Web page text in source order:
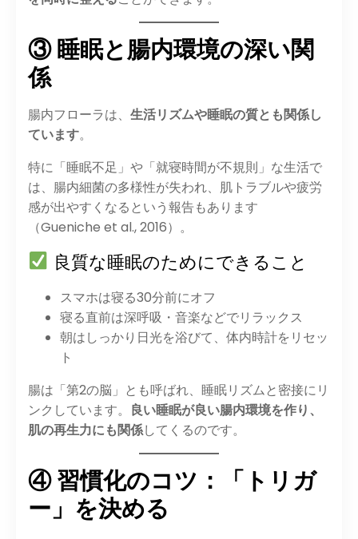
③ 睡眠と腸内環境の深い関
係
腸内フローラは、 生活リズムや睡眠の質とも関係し
ています。
特に「睡眠不足」や「就寝時間が不規則」な生活で
は、腸内細菌の多様性が失われ、肌トラブルや疲労
感が出やすくなるという報告もあります
（Gueniche et al., 2016）。
良質な睡眠のためにできること
スマホは寝る30分前にオフ
寝る直前は深呼吸・音楽などでリラックス
朝はしっかり日光を浴びて、体内時計をリセッ
ト
腸は「第2の脳」とも呼ばれ、睡眠リズムと密接にリ
ンクしています。 良い睡眠が良い腸内環境を作り、
肌の再生力にも関係してくるのです。
④ 習慣化のコツ：「トリガ
ー」を決める